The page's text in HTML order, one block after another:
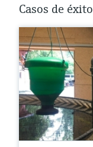
Casos de éxito